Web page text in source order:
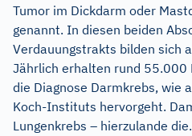
Tumor im Dickdarm oder
genannt. In diesen beiden
Verdauungstrakts bilden sich
Jährlich erhalten rund 55.000
die Diagnose Darmkrebs, wie
Koch-Instituts hervorgeht.
Lungenkrebs – hierzulande